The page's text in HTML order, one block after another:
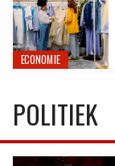
ECONOMIE
POLITIEK